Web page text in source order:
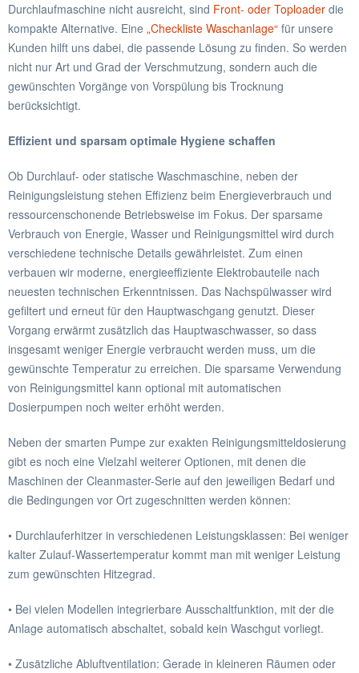
Durchlaufmaschine nicht ausreicht, sind Front- oder Toploader die
kompakte Alternative. Eine „Checkliste Waschanlage“ für unsere
Kunden hilft uns dabei, die passende Lösung zu finden. So werden
nicht nur Art und Grad der Verschmutzung, sondern auch die
gewünschten Vorgänge von Vorspülung bis Trocknung
berücksichtigt.
Effizient und sparsam optimale Hygiene schaffen
Ob Durchlauf- oder statische Waschmaschine, neben der
Reinigungsleistung stehen Effizienz beim Energieverbrauch und
ressourcenschonende Betriebsweise im Fokus. Der sparsame
Verbrauch von Energie, Wasser und Reinigungsmittel wird durch
verschiedene technische Details gewährleistet. Zum einen
verbauen wir moderne, energieeffiziente Elektrobauteile nach
neuesten technischen Erkenntnissen. Das Nachspülwasser wird
gefiltert und erneut für den Hauptwaschgang genutzt. Dieser
Vorgang erwärmt zusätzlich das Hauptwaschwasser, so dass
insgesamt weniger Energie verbraucht werden muss, um die
gewünschte Temperatur zu erreichen. Die sparsame Verwendung
von Reinigungsmittel kann optional mit automatischen
Dosierpumpen noch weiter erhöht werden.
Neben der smarten Pumpe zur exakten Reinigungsmitteldosierung
gibt es noch eine Vielzahl weiterer Optionen, mit denen die
Maschinen der Cleanmaster-Serie auf den jeweiligen Bedarf und
die Bedingungen vor Ort zugeschnitten werden können:
• Durchlauferhitzer in verschiedenen Leistungsklassen: Bei weniger
kalter Zulauf-Wassertemperatur kommt man mit weniger Leistung
zum gewünschten Hitzegrad.
• Bei vielen Modellen integrierbare Ausschaltfunktion, mit der die
Anlage automatisch abschaltet, sobald kein Waschgut vorliegt.
• Zusätzliche Abluftventilation: Gerade in kleineren Räumen oder